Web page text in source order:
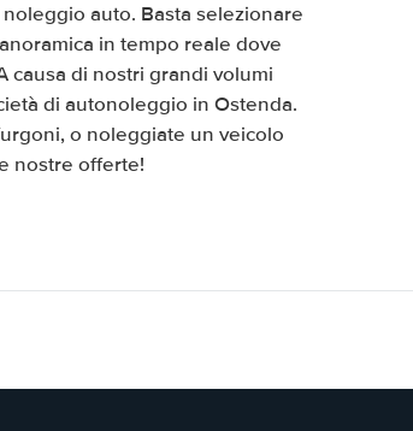
auto. Basta selezionare
in tempo reale dove
causa di nostri grandi volumi
di autonoleggio in Ostenda.
o noleggiate un veicolo
nostre offerte!